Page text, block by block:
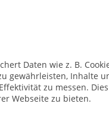
Daten wie z. B.
gewährleisten, Inhalte
zu messen.
Webseite zu bieten.
vorbereiten.
Mein Name ist